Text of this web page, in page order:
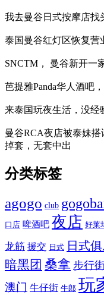
我去曼谷日式按摩店找
泰国曼谷红灯区恢复营
SNCTM， 曼谷新开一
芭提雅Panda华人酒吧
来泰国玩夜生活，没经
曼谷RCA夜店被泰妹
掉套，无套中出
分类标签
agogo club
口店 啤酒吧 夜店 好莱
龙筋 援交 日式 日式
暗黑团 桑拿 步行
澳门 牛仔街 牛郎 玩